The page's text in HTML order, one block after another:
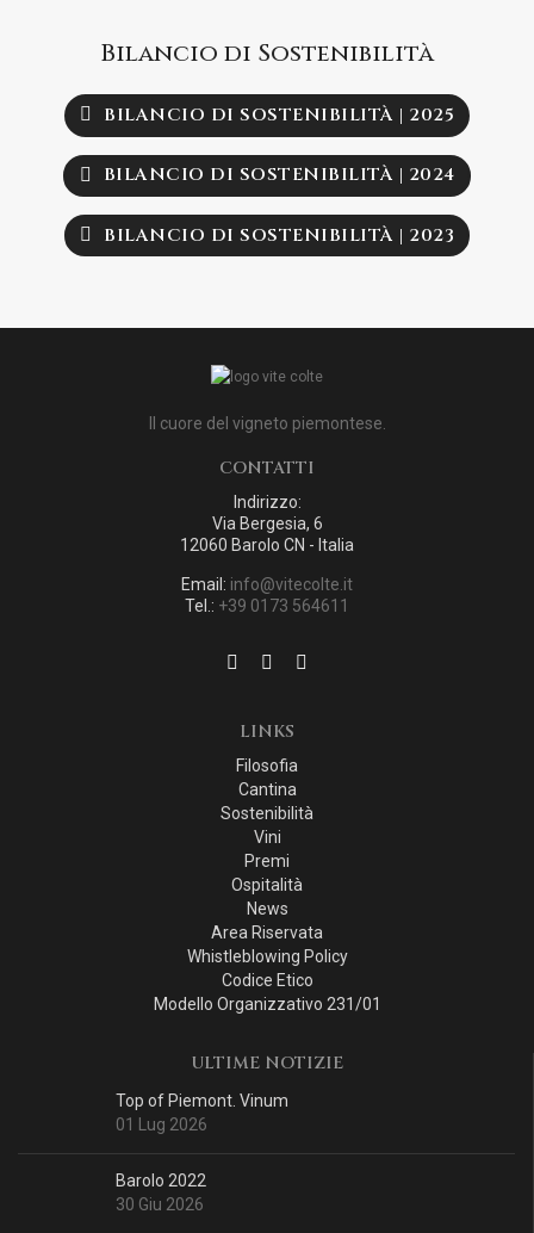
Bilancio di Sostenibilità
BILANCIO DI SOSTENIBILITÀ | 2025
BILANCIO DI SOSTENIBILITÀ | 2024
BILANCIO DI SOSTENIBILITÀ | 2023
Il cuore del vigneto piemontese.
CONTATTI
Indirizzo:
Via Bergesia, 6
12060 Barolo CN - Italia
Email: info@vitecolte.it
Tel.: +39 0173 564611
LINKS
Filosofia
Cantina
Sostenibilità
Vini
Premi
Ospitalità
News
Area Riservata
Whistleblowing Policy
Codice Etico
Modello Organizzativo 231/01
ULTIME NOTIZIE
Top of Piemont. Vinum
01 Lug 2026
Barolo 2022
30 Giu 2026